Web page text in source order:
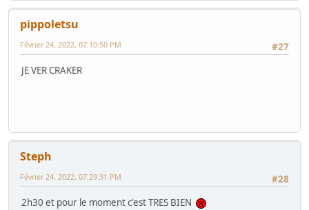
pippoletsu
#27
Février 24, 2022, 07:10:50 PM
JE VER CRAKER
Steph
#28
Février 24, 2022, 07:29:31 PM
2h30 et pour le moment c'est TRES BIEN